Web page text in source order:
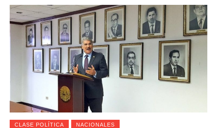
CLASE POLÍTICA NACIONALES